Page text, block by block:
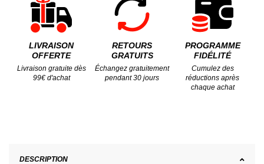
LIVRAISON
OFFERTE
Livraison gratuite dès
99€ d'achat
RETOURS
GRATUITS
Échangez gratuitement
pendant 30 jours
PROGRAMME
FIDÉLITÉ
Cumulez des
réductions après
chaque achat
DESCRIPTION